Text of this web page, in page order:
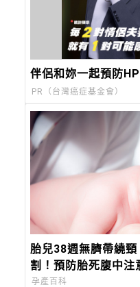
伴侶和妳一起預防
PR（台灣癌症基金會）
胎兒38週無臍帶繞
割！預防胎死腹中
孕產百科